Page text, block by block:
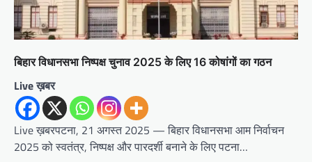
बिहार विधानसभा निष्पक्ष चुनाव 2025 के लिए 16 कोषांगों का गठन
Live ख़बर
Live ख़बरपटना, 21 अगस्त 2025 — बिहार विधानसभा आम निर्वाचन
2025 को स्वतंत्र, निष्पक्ष और पारदर्शी बनाने के लिए पटना…